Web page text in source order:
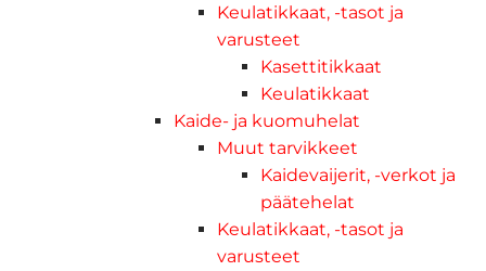
Keulatikkaat, -tasot ja
varusteet
Kasettitikkaat
Keulatikkaat
Kaide- ja kuomuhelat
Muut tarvikkeet
Kaidevaijerit, -verkot ja
päätehelat
Keulatikkaat, -tasot ja
varusteet